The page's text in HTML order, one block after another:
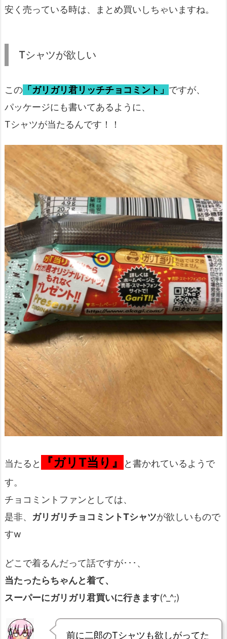
安く売っている時は、まとめ買いしちゃいますね。
Tシャツが欲しい
この 「ガリガリ君リッチチョコミント」 ですが、
パッケージにも書いてあるように、
Tシャツが当たるんです！！
当たると 『ガリT当り』
と書かれているようで
す。
チョコミントファンとしては、
是非、 ガリガリチョコミントTシャツが欲しいもので
すw
どこで着るんだって話ですが･･･、
当たったらちゃんと着て、
スーパーにガリガリ君買いに行きます(^_^;)
前に二郎のTシャツも欲しがってた